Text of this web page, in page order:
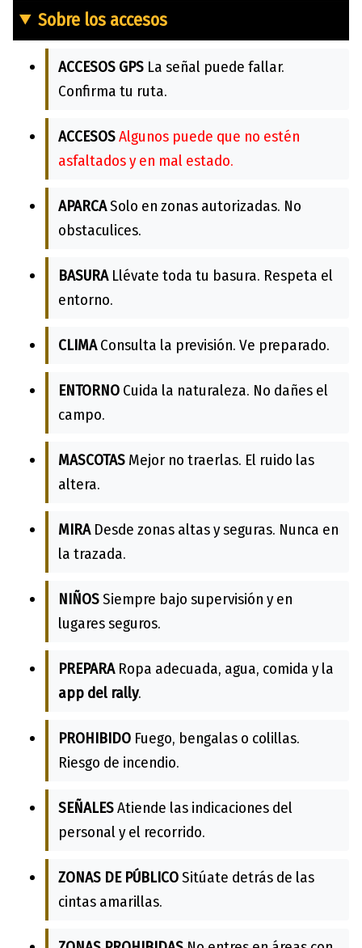
Sobre los accesos
ACCESOS GPS La señal puede fallar.
Confirma tu ruta.
ACCESOSAlgunos puede que no estén
asfaltados y en mal estado.
APARCASolo en zonas autorizadas. No
obstaculices.
BASURALlévate toda tu basura. Respeta el
entorno.
CLIMAConsulta la previsión. Ve preparado.
ENTORNO Cuida la naturaleza. No dañes el
campo.
MASCOTAS Mejor no traerlas. El ruido las
altera.
MIRADesde zonas altas y seguras. Nunca en
la trazada.
NIÑOSSiempre bajo supervisión y en
lugares seguros.
PREPARARopa adecuada, agua, comida y la
app del rally.
PROHIBIDO Fuego, bengalas o colillas.
Riesgo de incendio.
SEÑALESAtiende las indicaciones del
personal y el recorrido.
ZONAS DE PÚBLICOSitúate detrás de las
cintas amarillas.